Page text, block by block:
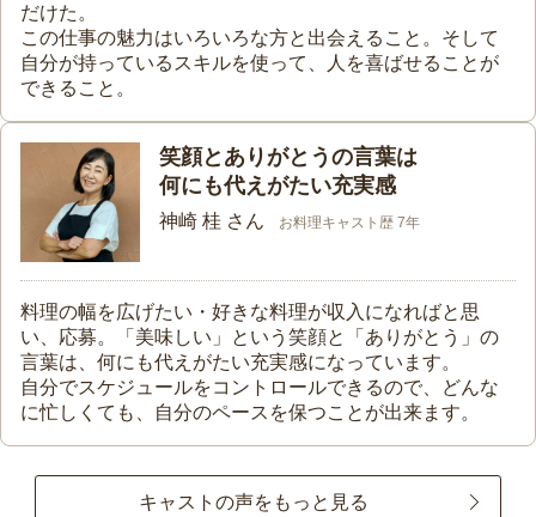
だけた。
この仕事の魅力はいろいろな方と出会えること。そして
自分が持っているスキルを使って、人を喜ばせることが
できること。
笑顔とありがとうの言葉は
何にも代えがたい充実感
神崎 桂 さん お料理キャスト歴 7年
料理の幅を広げたい・好きな料理が収入になればと思
い、応募。「美味しい」という笑顔と「ありがとう」の
言葉は、何にも代えがたい充実感になっています。
自分でスケジュールをコントロールできるので、どんな
に忙しくても、自分のペースを保つことが出来ます。
キャストの声をもっと見る